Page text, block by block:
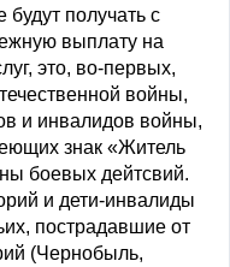
получать с
выплату на
это, во-первых,
войны,
и инвалидов войны,
знак «Житель
боевых дейтсвий.
и дети-инвалиды
пострадавшие от
(Чернобыль,